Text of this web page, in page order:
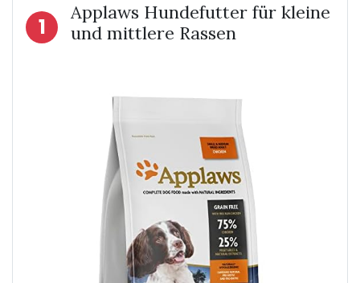
1
Applaws Hundefutter für kleine
und mittlere Rassen